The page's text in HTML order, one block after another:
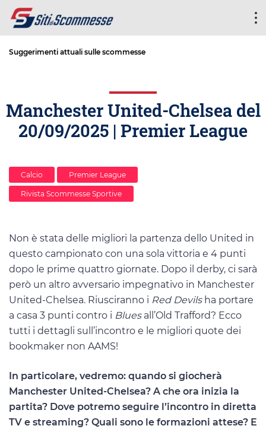
Suggerimenti attuali sulle scommesse
Manchester United-Chelsea del
20/09/2025 | Premier League
Calcio Premier League
Rivista Scommesse Sportive
Non è stata delle migliori la partenza dello United in
questo campionato con una sola vittoria e 4 punti
dopo le prime quattro giornate. Dopo il derby, ci sarà
però un altro avversario impegnativo in Manchester
United-Chelsea. Riusciranno i Red Devilsha portare
a casa 3 punti contro i Bluesall’Old Trafford? Ecco
tutti i dettagli sull’incontro e le migliori quote dei
bookmaker non AAMS!
In particolare, vedremo: quando si giocherà
Manchester United-Chelsea? A che ora inizia la
partita? Dove potremo seguire l’incontro in diretta
TV e streaming? Quali sono le formazioni attese? E